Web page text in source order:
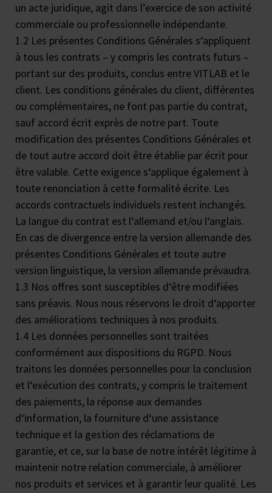
un acte juridique, agit dans l’exercice de son activité
commerciale ou professionnelle indépendante.
1.2 Les présentes Conditions Générales s‘appliquent
à tous les contrats – y compris les contrats futurs –
portant sur des produits, conclus entre VITLAB et le
client. Les conditions générales du client, différentes
ou complémentaires, ne font pas partie du contrat,
sauf accord écrit exprès de notre part. Toute
modification des présentes Conditions Générales et
de tout autre accord doit être établie par écrit pour
être valable. Cette exigence s‘applique également à
toute renonciation à cette formalité écrite. Les
accords contractuels individuels restent inchangés.
La langue du contrat est l‘allemand et/ou l‘anglais.
En cas de divergence entre la version allemande des
présentes Conditions Générales et toute autre
version linguistique, la version allemande prévaudra.
1.3 Nos offres sont susceptibles d‘être modifiées
sans préavis. Nous nous réservons le droit d‘apporter
des améliorations techniques à nos produits.
1.4 Les données personnelles sont traitées
conformément aux dispositions du RGPD. Nous
traitons les données personnelles pour la conclusion
et l‘exécution des contrats, y compris le traitement
des paiements, la réponse aux demandes
d‘information, la fourniture d‘une assistance
technique et la gestion des réclamations de
garantie, et ce, sur la base de notre intérêt légitime à
maintenir notre relation commerciale, à améliorer
nos produits et services et à garantir leur qualité. Les